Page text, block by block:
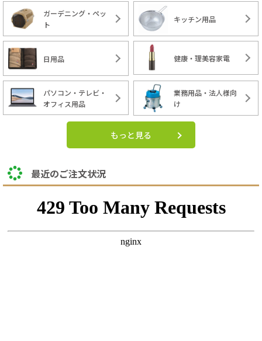
ガーデニング・ペッ
ト
キッチン用品
日用品 健康・理美容家電
パソコン・テレビ・
オフィス用品
業務用品・法人様向
け
もっと見る
最近のご注文状況